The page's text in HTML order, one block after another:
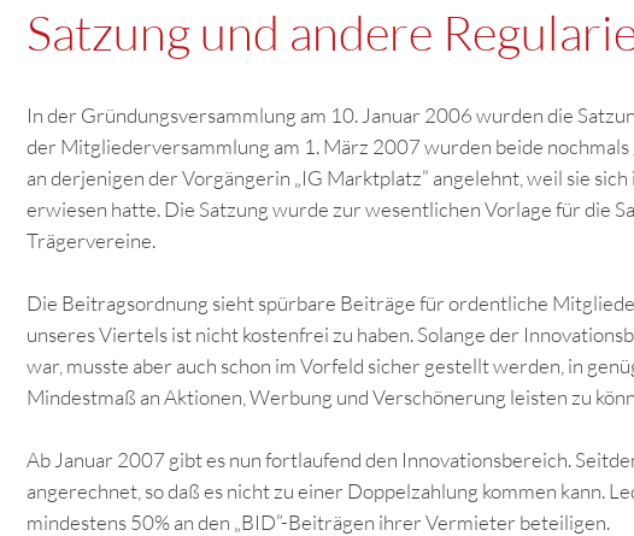
Satzung und andere
In der Gründungsversammlung am 10. Januar 2006 wurden die
der Mitgliederversammlung am 1. März 2007 wurden beide
an derjenigen der Vorgängerin „IG Marktplatz” angelehnt, weil sie
erwiesen hatte. Die Satzung wurde zur wesentlichen Vorlage für die
Trägervereine.
Die Beitragsordnung sieht spürbare Beiträge für ordentliche
unseres Viertels ist nicht kostenfrei zu haben. Solange der
war, musste aber auch schon im Vorfeld sicher gestellt werden, in
Mindestmaß an Aktionen, Werbung und Verschönerung leisten zu
Ab Januar 2007 gibt es nun fortlaufend den Innovationsbereich.
angerechnet, so daß es nicht zu einer Doppelzahlung kommen kann.
mindestens 50% an den „BID”-Beiträgen ihrer Vermieter beteiligen.